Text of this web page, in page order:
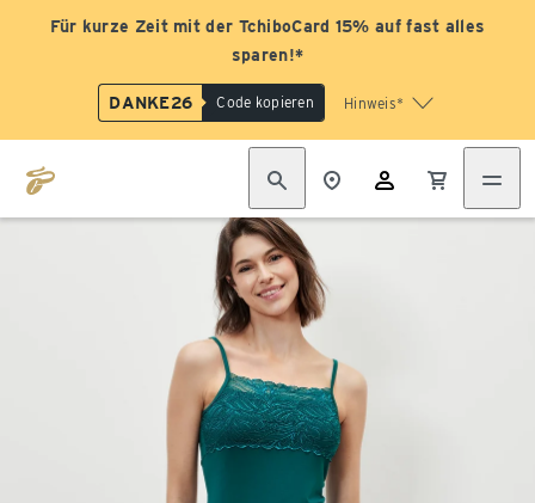
Für kurze Zeit mit der TchiboCard 15% auf fast alles
sparen!*
DANKE26 Code kopieren Hinweis*